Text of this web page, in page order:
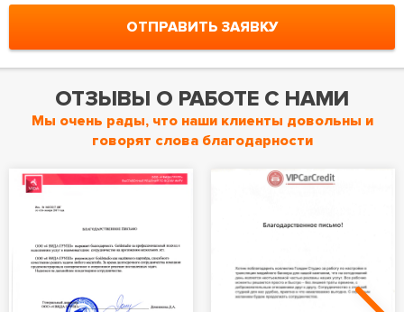
ОТПРАВИТЬ ЗАЯВКУ
ОТЗЫВЫ О РАБОТЕ С НАМИ
Мы очень рады, что наши клиенты довольны и
говорят слова благодарности